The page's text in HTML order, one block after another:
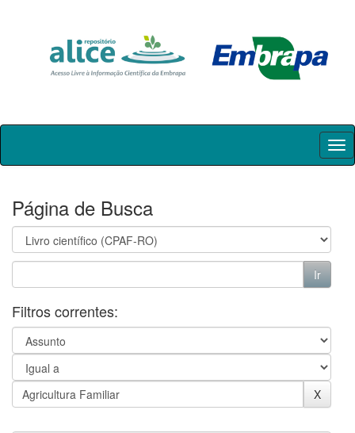
Skip
Página de Busca
Filtros correntes: